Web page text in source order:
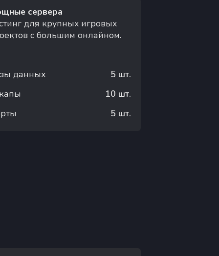
сервера
для крупных игровых
с большим онлайном.
данных 5 шт.
10 шт.
5 шт.